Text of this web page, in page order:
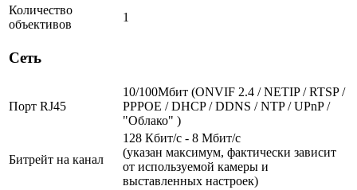
Количество
объективов
1
Сеть
Порт RJ45
10/100Мбит (ONVIF 2.4 / NETIP / RTSP /
PPPOE / DHCP / DDNS / NTP / UPnP /
"Облако" )
Битрейт на канал
128 Кбит/с - 8 Мбит/с
(указан максимум, фактически зависит
от используемой камеры и
выставленных настроек)